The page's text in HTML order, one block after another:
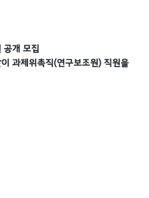
공개 모집
과제위촉직(연구보조원) 직원을